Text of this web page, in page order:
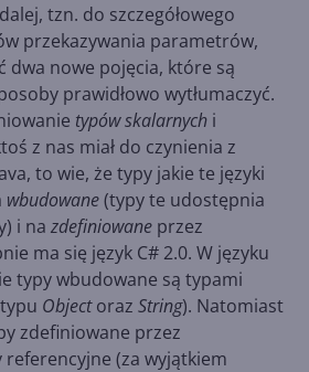
tzn. do szczegółowego
przekazywania parametrów,
dwa nowe pojęcia, które są
prawidłowo wytłumaczyć.
typów skalarnych i
z nas miał do czynienia z
to wie, że typy jakie te języki
wbudowane(typy te udostępnia
i na zdefiniowane przez
ma się język C# 2.0. W języku
typy wbudowane są typami
Objectoraz String). Natomiast
zdefiniowane przez
(za wyjątkiem